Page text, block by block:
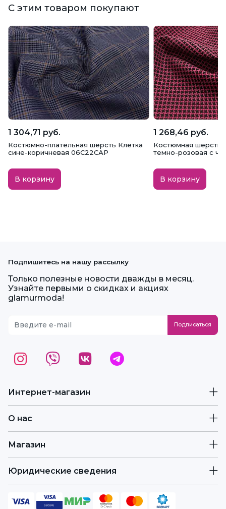
С этим товаром покупают
1 304,71 руб.
Костюмно-плательная шерсть Клетка
сине-коричневая 06С22САР
В корзину
1 268,46 руб.
Костюмная шерсть,
темно-розовая с
В корзину
Интернет-магазин
О нас
Магазин
Юридические сведения
Подпишитесь на нашу рассылку
Только полезные новости дважды в месяц.
Узнайте первыми о скидках и акциях
glamurmoda!